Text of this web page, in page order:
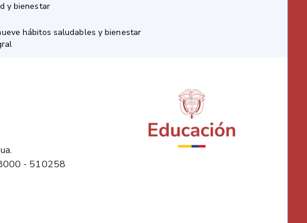
y bienestar
hábitos saludables y bienestar
- 510258